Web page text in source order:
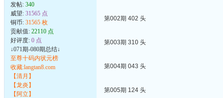
发帖: 340
威望: 31565 点
铜币: 31565 枚
贡献值: 22110 点
好评度: 0 点
↓071期-080期总结↓
至尊十码内状元榜
收藏:langtan8.com
【清月】
【龙炎】
【阿立】
第002期 402 头
第003期 310 头
第004期 043 头
第005期 124 头